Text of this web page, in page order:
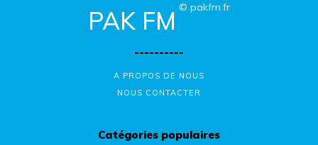
PAK FM © pakfm.fr
----------
A PROPOS DE NOUS
NOUS CONTACTER
Catégories populaires